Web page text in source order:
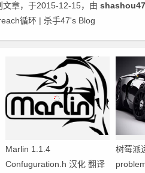
文章，于2015-12-15，由 shashou47
循环 | 杀手47's Blog
Marlin 1.1.4
Confuguration.h 汉化 翻译
树莓派